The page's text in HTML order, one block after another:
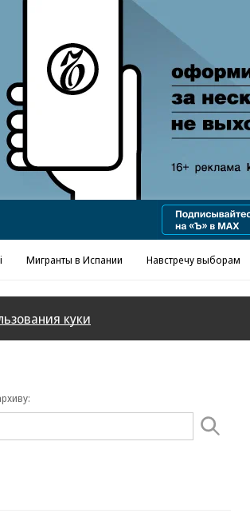
в «Ъ» www.kommersant.ru/ad
Мигранты в Испании Навстречу выборам
куки